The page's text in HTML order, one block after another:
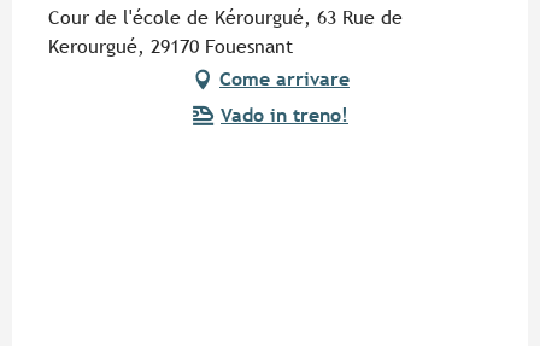
Cour de l'école de Kérourgué, 63 Rue de
Kerourgué, 29170 Fouesnant
Come arrivare
Vado in treno!